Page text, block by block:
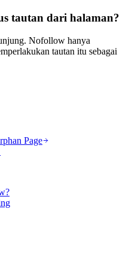
tautan dari halaman?
Nofollow hanya
tautan itu sebagai
Page